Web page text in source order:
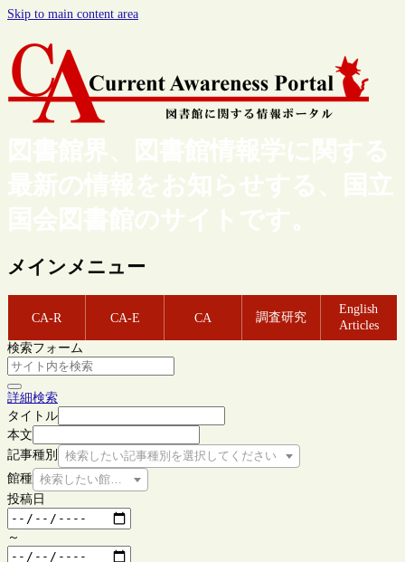
Skip to main content area
図書館界、図書館情報学に関する
最新の情報をお知らせする、国立
国会図書館のサイトです。
メインメニュー
CA-R CA-E CA 調査研究
English
Articles
検索フォーム
詳細検索
タイトル
本文
記事種別
検索したい記事種別を選択してください
館種 検索したい館種を選択してください
投稿日
～